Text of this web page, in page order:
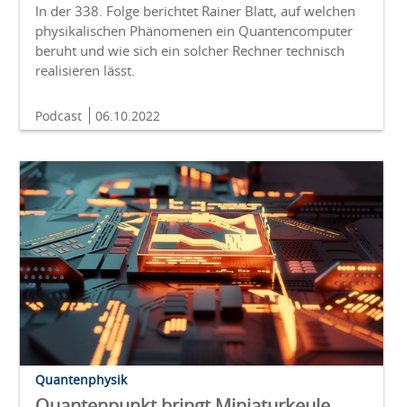
In der 338. Folge berichtet Rainer Blatt, auf welchen
physikalischen Phänomenen ein Quantencomputer
beruht und wie sich ein solcher Rechner technisch
realisieren lässt.
Podcast 06.10.2022
Quantenphysik